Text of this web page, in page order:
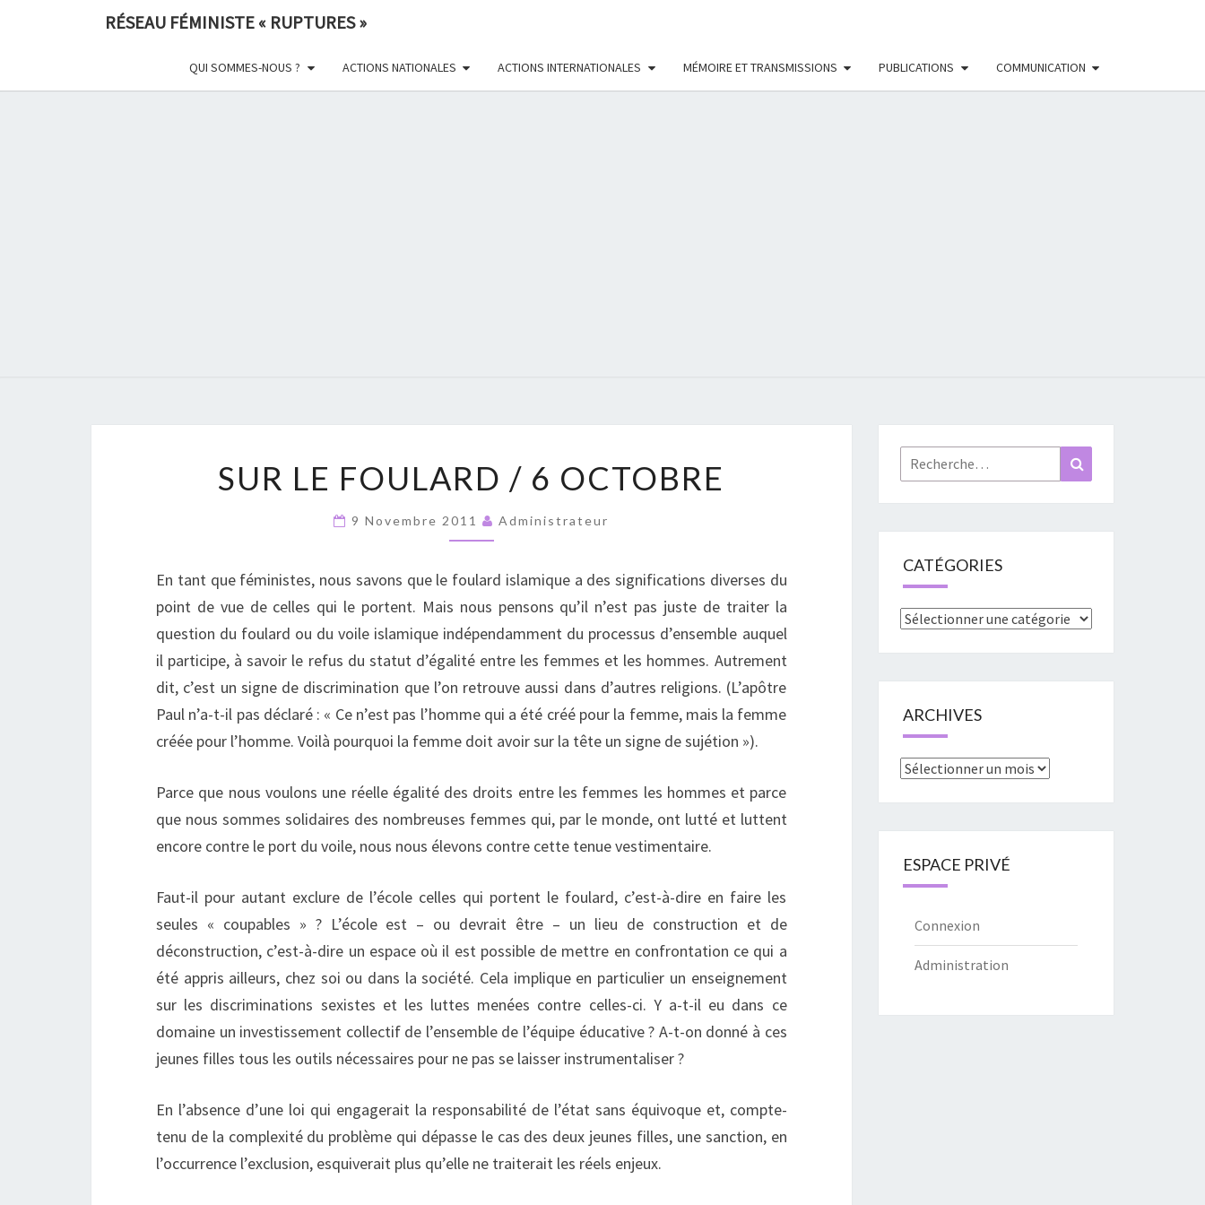
RÉSEAU FÉMINISTE « RUPTURES »
QUI SOMMES-NOUS ? ACTIONS NATIONALES ACTIONS INTERNATIONALES MÉMOIRE ET TRANSMISSIONS PUBLICATIONS COMMUNICATION
RUPTURES
LE
OCTOBRE
SUR LE FOULARD / 6 OCTOBRE
9 Novembre 2011 Administrateur
En tant que féministes, nous savons que le foulard islamique a des significations diverses du
point de vue de celles qui le portent. Mais nous pensons qu’il n’est pas juste de traiter la
question du foulard ou du voile islamique indépendamment du processus d’ensemble auquel
il participe, à savoir le refus du statut d’égalité entre les femmes et les hommes. Autrement
dit, c’est un signe de discrimination que l’on retrouve aussi dans d’autres religions. (L’apôtre
Paul n’a-t-il pas déclaré : « Ce n’est pas l’homme qui a été créé pour la femme, mais la femme
créée pour l’homme. Voilà pourquoi la femme doit avoir sur la tête un signe de sujétion »).
Parce que nous voulons une réelle égalité des droits entre les femmes les hommes et parce
que nous sommes solidaires des nombreuses femmes qui, par le monde, ont lutté et luttent
encore contre le port du voile, nous nous élevons contre cette tenue vestimentaire.
Faut-il pour autant exclure de l’école celles qui portent le foulard, c’est-à-dire en faire les
seules « coupables » ? L’école est – ou devrait être – un lieu de construction et de
déconstruction, c’est-à-dire un espace où il est possible de mettre en confrontation ce qui a
été appris ailleurs, chez soi ou dans la société. Cela implique en particulier un enseignement
sur les discriminations sexistes et les luttes menées contre celles-ci. Y a-t-il eu dans ce
domaine un investissement collectif de l’ensemble de l’équipe éducative ? A-t-on donné à ces
jeunes filles tous les outils nécessaires pour ne pas se laisser instrumentaliser ?
En l’absence d’une loi qui engagerait la responsabilité de l’état sans équivoque et, compte-
tenu de la complexité du problème qui dépasse le cas des deux jeunes filles, une sanction, en
l’occurrence l’exclusion, esquiverait plus qu’elle ne traiterait les réels enjeux.
Rechercher :
CATÉGORIES
Catégories
ARCHIVES
Archives
ESPACE PRIVÉ
Connexion
Administration